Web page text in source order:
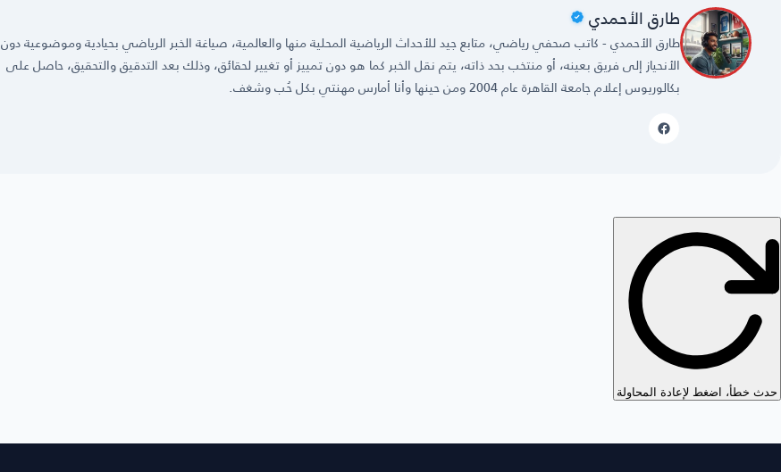
طارق الأحمدي
طارق الأحمدي - كاتب صحفي رياضي، متابع جيد للأحداث الرياضية المحلية منها والعالمية، صياغة الخبر الرياضي بحيادية وموضوعية دون
الأنحياز إلى فريق بعينه، أو منتخب بحد ذاته، يتم نقل الخبر كما هو دون تمييز أو تغيير لحقائق، وذلك بعد التدقيق والتحقيق، حاصل على
بكالوريوس إعلام جامعة القاهرة عام 2004 ومن حينها وأنا أمارس مهنتي بكل حُب وشغف.
حدث خطأ، اضغط لإعادة المحاولة